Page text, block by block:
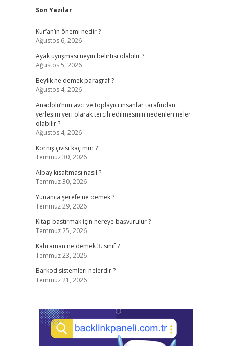
Sidebar
Son Yazılar
Kur’an’ın önemi nedir ?
Ağustos 6, 2026
Ayak uyuşması neyin belirtisi olabilir ?
Ağustos 5, 2026
Beylik ne demek paragraf ?
Ağustos 4, 2026
Anadolu’nun avcı ve toplayıcı insanlar tarafından
yerleşim yeri olarak tercih edilmesinin nedenleri neler
olabilir ?
Ağustos 4, 2026
Korniş çivisi kaç mm ?
Temmuz 30, 2026
Albay kısaltması nasıl ?
Temmuz 30, 2026
Yunanca şerefe ne demek ?
Temmuz 29, 2026
Kitap bastırmak için nereye başvurulur ?
Temmuz 25, 2026
Kahraman ne demek 3. sınıf ?
Temmuz 23, 2026
Barkod sistemleri nelerdir ?
Temmuz 21, 2026